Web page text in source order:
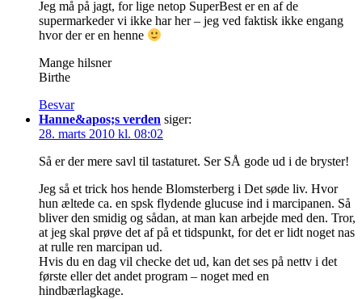
Jeg må på jagt, for lige netop SuperBest er en af de
supermarkeder vi ikke har her – jeg ved faktisk ikke engang
hvor der er en henne
Mange hilsner
Birthe
Besvar
Hanne&apos;s verden siger:
28. marts 2010 kl. 08:02
Så er der mere savl til tastaturet. Ser SÅ gode ud i de bryster!
Jeg så et trick hos hende Blomsterberg i Det søde liv. Hvor
hun æltede ca. en spsk flydende glucuse ind i marcipanen. Så
bliver den smidig og sådan, at man kan arbejde med den. Tror,
at jeg skal prøve det af på et tidspunkt, for det er lidt noget nas
at rulle ren marcipan ud.
Hvis du en dag vil checke det ud, kan det ses på nettv i det
første eller det andet program – noget med en
hindbærlagkage.